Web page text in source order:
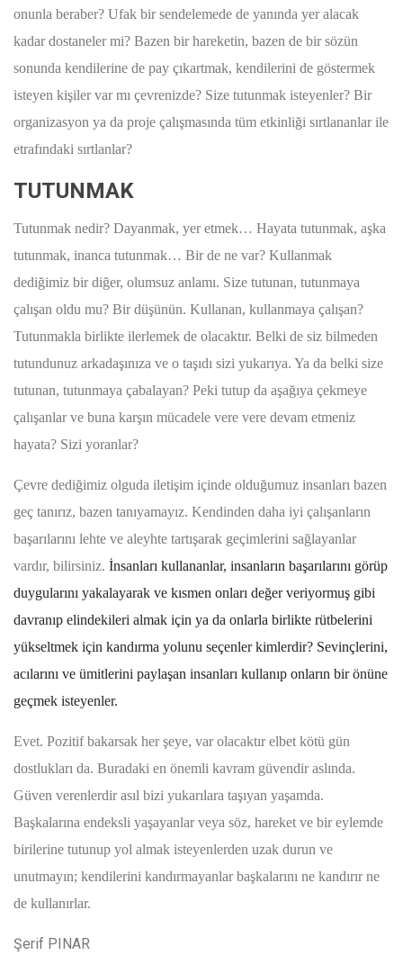
onunla beraber? Ufak bir sendelemede de yanında yer alacak
kadar dostaneler mi? Bazen bir hareketin, bazen de bir sözün
sonunda kendilerine de pay çıkartmak, kendilerini de göstermek
isteyen kişiler var mı çevrenizde? Size tutunmak isteyenler? Bir
organizasyon ya da proje çalışmasında tüm etkinliği sırtlananlar ile
etrafındaki sırtlanlar?
TUTUNMAK
Tutunmak nedir? Dayanmak, yer etmek… Hayata tutunmak, aşka
tutunmak, inanca tutunmak… Bir de ne var? Kullanmak
dediğimiz bir diğer, olumsuz anlamı. Size tutunan, tutunmaya
çalışan oldu mu? Bir düşünün. Kullanan, kullanmaya çalışan?
Tutunmakla birlikte ilerlemek de olacaktır. Belki de siz bilmeden
tutundunuz arkadaşınıza ve o taşıdı sizi yukarıya. Ya da belki size
tutunan, tutunmaya çabalayan? Peki tutup da aşağıya çekmeye
çalışanlar ve buna karşın mücadele vere vere devam etmeniz
hayata? Sizi yoranlar?
Çevre dediğimiz olguda iletişim içinde olduğumuz insanları bazen
geç tanırız, bazen tanıyamayız. Kendinden daha iyi çalışanların
başarılarını lehte ve aleyhte tartışarak geçimlerini sağlayanlar
vardır, bilirsiniz. İnsanları kullananlar, insanların başarılarını görüp
duygularını yakalayarak ve kısmen onları değer veriyormuş gibi
davranıp elindekileri almak için ya da onlarla birlikte rütbelerini
yükseltmek için kandırma yolunu seçenler kimlerdir? Sevinçlerini,
acılarını ve ümitlerini paylaşan insanları kullanıp onların bir önüne
geçmek isteyenler.
Evet. Pozitif bakarsak her şeye, var olacaktır elbet kötü gün
dostlukları da. Buradaki en önemli kavram güvendir aslında.
Güven verenlerdir asıl bizi yukarılara taşıyan yaşamda.
Başkalarına endeksli yaşayanlar veya söz, hareket ve bir eylemde
birilerine tutunup yol almak isteyenlerden uzak durun ve
unutmayın; kendilerini kandırmayanlar başkalarını ne kandırır ne
de kullanırlar.
Şerif PINAR